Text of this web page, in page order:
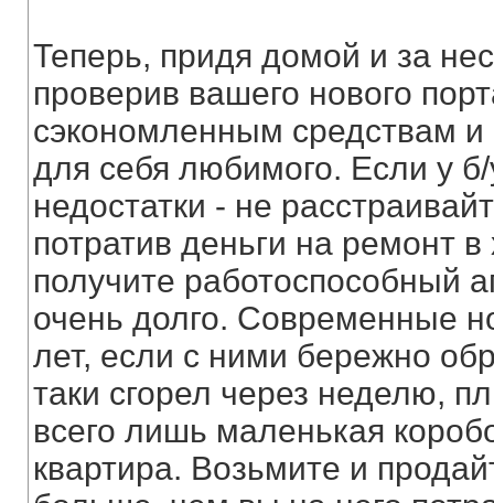
Теперь, придя домой и за
проверив вашего нового
сэкономленным средствам и
для себя любимого. Если у б/
недостатки - не
потратив деньги на ремонт
получите работоспособный
очень долго. Современные
лет, если с ними бережно
таки сгорел через неделю,
всего лишь маленькая
квартира. Возьмите и